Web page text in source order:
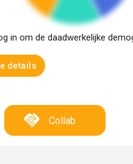
in om de daadwerkelijke
details
Collab